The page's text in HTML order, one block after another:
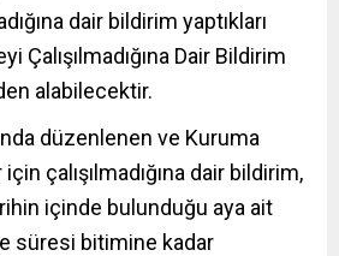
dair bildirim yaptıkları
Çalışılmadığına Dair Bildirim
alabilecektir.
düzenlenen ve Kuruma
çalışılmadığına dair bildirim,
içinde bulunduğu aya ait
süresi bitimine kadar